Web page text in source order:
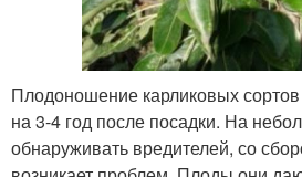
Плодоношение карликовых
на 3-4 год после посадки. На
обнаруживать вредителей, со